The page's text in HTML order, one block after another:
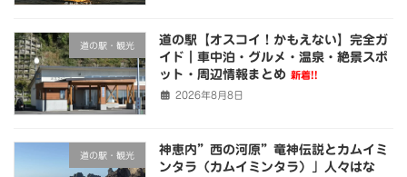
道の駅・観光
道の駅【オスコイ！かもえない】完全ガ
イド｜車中泊・グルメ・温泉・絶景スポ
ット・周辺情報まとめ 新着!!
2026年8月8日
道の駅・観光
神恵内”西の河原”竜神伝説とカムイミ
ンタラ（カムイミンタラ）」人々はな